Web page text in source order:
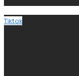
Tiktok